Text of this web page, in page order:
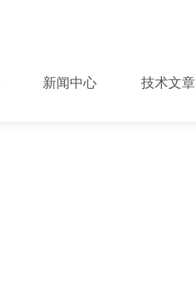
新闻中心 技术文章